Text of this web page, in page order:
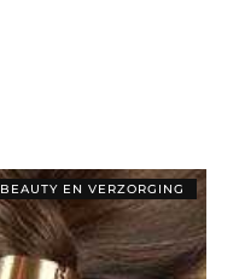
BEAUTY EN VERZORGING